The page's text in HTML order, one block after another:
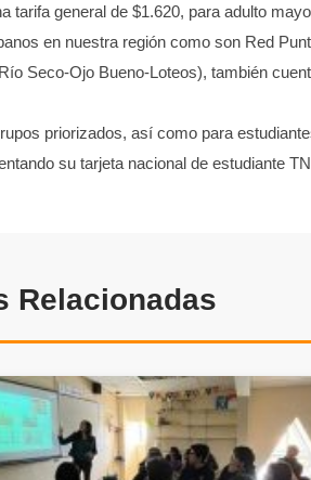
tarifa general de $1.620, para adulto
en nuestra región como son Red
Seco-Ojo Bueno-Loteos), también
priorizados, así como para
su tarjeta nacional de estudiante
Relacionadas